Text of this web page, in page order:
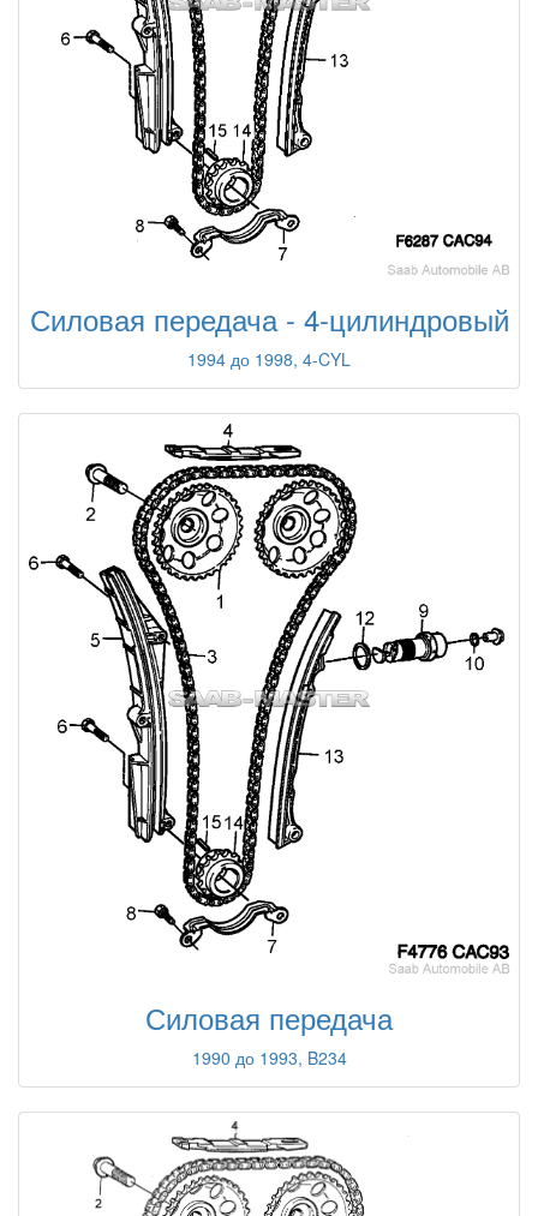
Силовая передача - 4-цилиндровый
1994 до 1998, 4-CYL
Силовая передача
1990 до 1993, B234